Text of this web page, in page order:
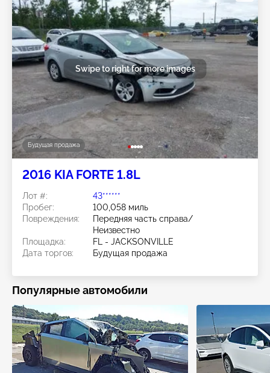
Будущая продажа
Swipe to right for more images
2016 KIA FORTE 1.8L
Лот #:
43******
Пробег:
100,058 миль
Повреждения:
Передняя часть справа/
Неизвестно
Площадка:
FL - JACKSONVILLE
Дата торгов:
Будущая продажа
Популярные автомобили